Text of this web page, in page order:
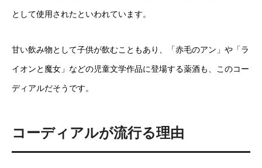
として使用されたといわれています。
甘い飲み物として子供が飲むこともあり、「赤毛のアン」や「ラ
イオンと魔女」などの児童文学作品に登場する薬酒も、このコー
ディアルだそうです。
コーディアルが流行る理由